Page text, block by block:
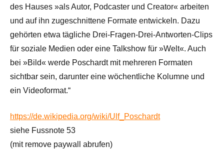
des Hauses »als Autor, Podcaster und Creator« arbeiten
und auf ihn zugeschnittene Formate entwickeln. Dazu
gehörten etwa tägliche Drei-Fragen-Drei-Antworten-Clips
für soziale Medien oder eine Talkshow für »Welt«. Auch
bei »Bild« werde Poschardt mit mehreren Formaten
sichtbar sein, darunter eine wöchentliche Kolumne und
ein Videoformat.“
https://de.wikipedia.org/wiki/Ulf_Poschardt
siehe Fussnote 53
(mit remove paywall abrufen)